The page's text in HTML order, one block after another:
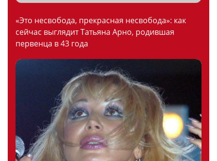
«Это несвобода, прекрасная несвобода»: как
сейчас выглядит Татьяна Арно, родившая
первенца в 43 года